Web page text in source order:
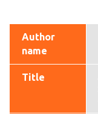
Author
name
Title